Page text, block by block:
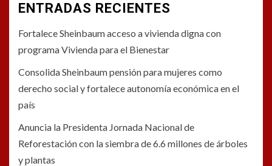
ENTRADAS RECIENTES
Fortalece Sheinbaum acceso a vivienda digna con
programa Vivienda para el Bienestar
Consolida Sheinbaum pensión para mujeres como
derecho social y fortalece autonomía económica en el
país
Anuncia la Presidenta Jornada Nacional de
Reforestación con la siembra de 6.6 millones de árboles
y plantas